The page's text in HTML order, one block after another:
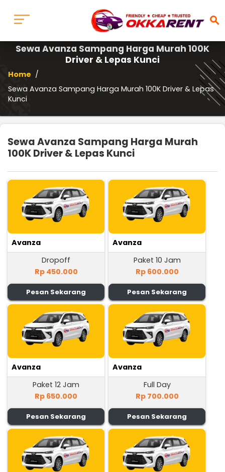
search
Sewa Avanza Sampang Harga Murah 100K
Driver & Lepas Kunci
Home /
Sewa Avanza Sampang Harga Murah 100K Driver & Lepas
Kunci
Sewa Avanza Sampang Harga Murah
100K Driver & Lepas Kunci
Avanza
Dropoff
Rp 450.000
Pesan Sekarang
Avanza
Paket 10 Jam
Rp 600.000
Pesan Sekarang
Avanza
Paket 12 Jam
Rp 650.000
Pesan Sekarang
Avanza
Full Day
Rp 700.000
Pesan Sekarang